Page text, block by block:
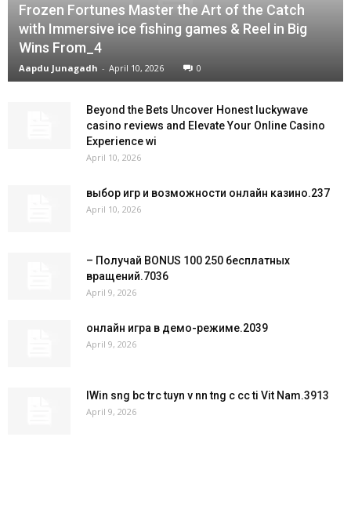
Frozen Fortunes Master the Art of the Catch
with Immersive ice fishing games & Reel in Big
Wins From_4
Aapdu Junagadh - April 10, 2026 0
Beyond the Bets Uncover Honest luckywave
casino reviews and Elevate Your Online Casino
Experience wi
April 10, 2026
выбор игр и возможности онлайн казино.237
April 10, 2026
– Получай BONUS 100 250 бесплатных
вращений.7036
April 9, 2026
онлайн игра в демо-режиме.2039
April 9, 2026
IWin sng bc trc tuyn v nn tng c cc ti Vit Nam.3913
April 9, 2026